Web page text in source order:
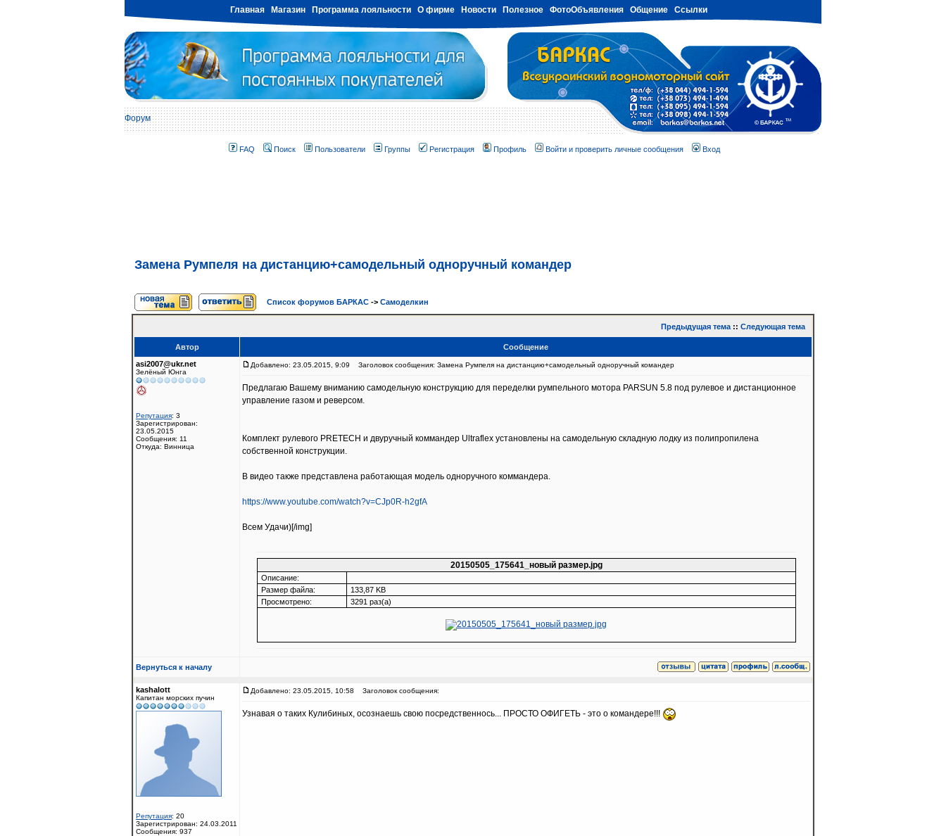
Главная Магазин Программа лояльности О фирме Новости Полезное ФотоОбъявления Общение Ссылки
Форум
FAQ Поиск Пользователи Группы Регистрация Профиль Войти и проверить личные сообщения Вход
Замена Румпеля на дистанцию+самодельный одноручный командер
Список форумов БАРКАС -> Самоделкин
Предыдущая тема :: Следующая тема
Автор
Сообщение
asi2007@ukr.net
Зелёный Юнга
Репутация: 3
Зарегистрирован:
23.05.2015
Сообщения: 11
Откуда: Винница
Добавлено: 23.05.2015, 9:09 Заголовок сообщения: Замена Румпеля на дистанцию+самодельный одноручный командер
Предлагаю Вашему вниманию самодельную конструкцию для переделки румпельного мотора PARSUN 5.8 под рулевое и дистанционное
управление газом и реверсом.
Комплект рулевого PRETECH и двуручный коммандер Ultraflex установлены на самодельную складную лодку из полипропилена
собственной конструкции.
В видео также представлена работающая модель одноручного коммандера.
https://www.youtube.com/watch?v=CJp0R-h2gfA
Всем Удачи)[/img]
20150505_175641_новый размер.jpg
Описание:
Размер файла:
133,87 KB
Просмотрено:
3291 раз(а)
Вернуться к началу
kashalott
Капитан морских пучин
Репутация: 20
Зарегистрирован: 24.03.2011
Сообщения: 937
Добавлено: 23.05.2015, 10:58 Заголовок сообщения:
Узнавая о таких Кулибиных, осознаешь свою посредственнось... ПРОСТО ОФИГЕТЬ - это о командере!!!